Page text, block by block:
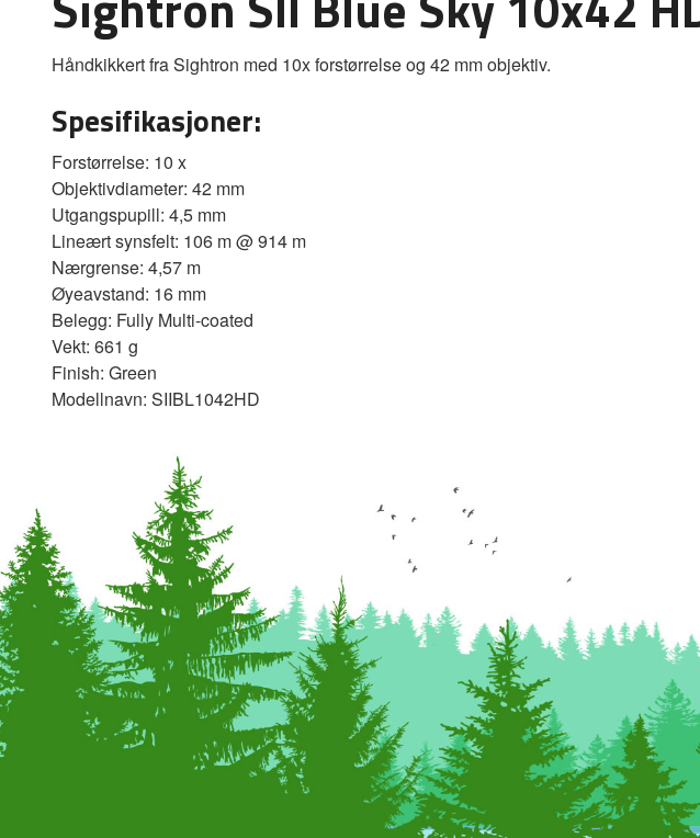
Håndkikkert fra Sightron med 10x forstørrelse og 42 mm objektiv.
Spesifikasjoner:
Forstørrelse: 10 x
Objektivdiameter: 42 mm
Utgangspupill: 4,5 mm
Lineært synsfelt: 106 m @ 914 m
Nærgrense: 4,57 m
Øyeavstand: 16 mm
Belegg: Fully Multi-coated
Vekt: 661 g
Finish: Green
Modellnavn: SIIBL1042HD